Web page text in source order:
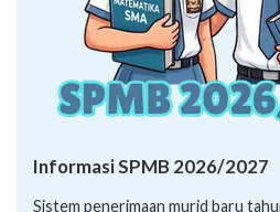
Informasi SPMB 2026/2027
Sistem penerimaan murid baru